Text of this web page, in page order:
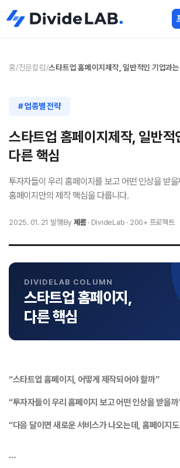
홈/전문칼럼/스타트업 홈페이지제작, 일반적인 기업과
# 업종별 전략
스타트업 홈페이지제작, 일반적
다른 핵심
투자자들이 우리 홈페이지를 보고 어떤 인상을 받
홈페이지만의 제작 핵심을 다룹니다.
2025. 01. 21 발행By 제롬· DivideLab · 200+ 프로젝트
DIVIDELAB COLUMN
스타트업 홈페이지,
다른 핵심
“스타트업 홈페이지, 어떻게 제작되어야 할까”
“투자자들이 우리 홈페이지 보고 어떤 인상을 받을
“다음 달이면 새로운 서비스가 나오는데, 홈페이지
…